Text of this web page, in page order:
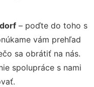
– poďte do toho s
vám prehľad
sa obrátiť na nás.
spolupráce s nami